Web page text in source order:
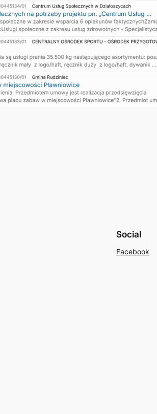
Social
Facebook